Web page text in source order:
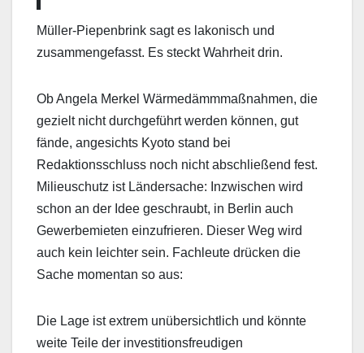
Müller-Piepenbrink sagt es lakonisch und
zusammengefasst. Es steckt Wahrheit drin.
Ob Angela Merkel Wärmedämmmaßnahmen, die
gezielt nicht durchgeführt werden können, gut
fände, angesichts Kyoto stand bei
Redaktionsschluss noch nicht abschließend fest.
Milieuschutz ist Ländersache: Inzwischen wird
schon an der Idee geschraubt, in Berlin auch
Gewerbemieten einzufrieren. Dieser Weg wird
auch kein leichter sein. Fachleute drücken die
Sache momentan so aus:
Die Lage ist extrem unübersichtlich und könnte
weite Teile der investitionsfreudigen